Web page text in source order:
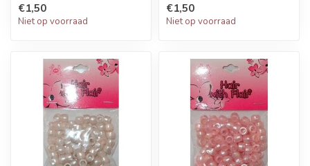
€1,50
Niet op voorraad
€1,50
Niet op voorraad